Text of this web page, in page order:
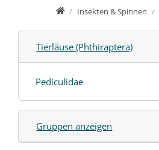
HomeInsekten & Spinnen
Tierläuse (Phthiraptera)
Pediculidae
Gruppen anzeigen